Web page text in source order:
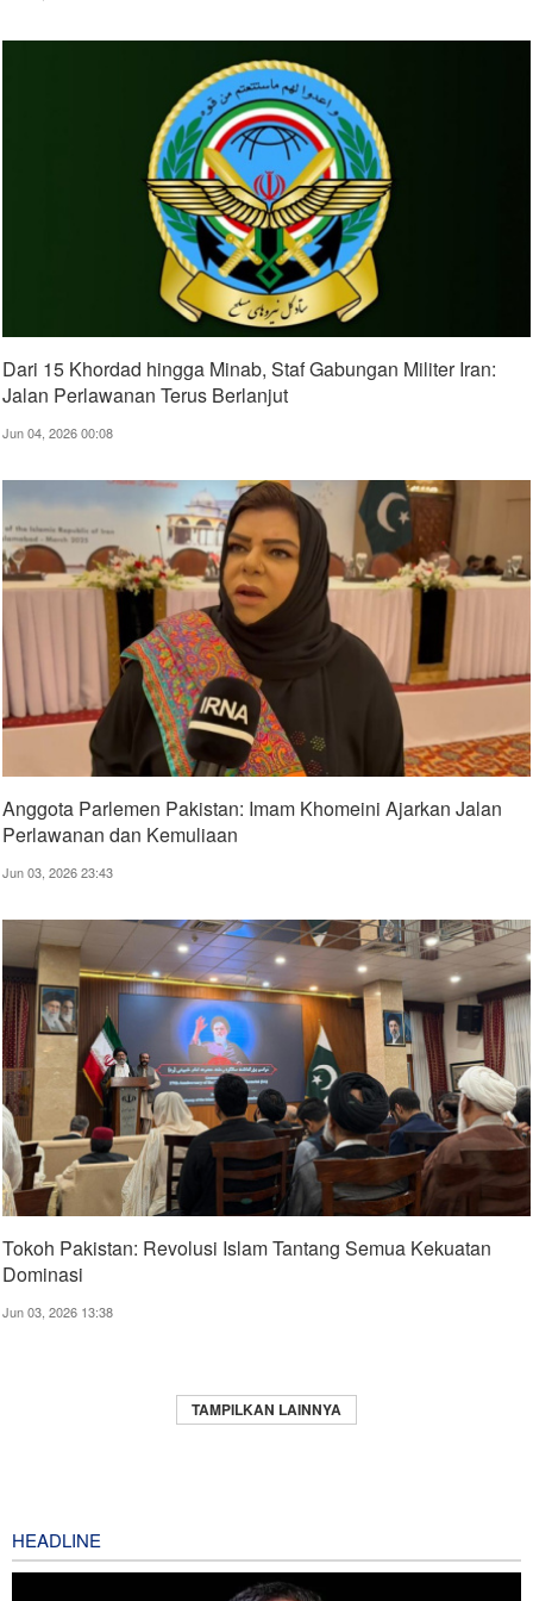
Dari 15 Khordad hingga Minab, Staf Gabungan Militer Iran:
Jalan Perlawanan Terus Berlanjut
Jun 04, 2026 00:08
Anggota Parlemen Pakistan: Imam Khomeini Ajarkan Jalan
Perlawanan dan Kemuliaan
Jun 03, 2026 23:43
Tokoh Pakistan: Revolusi Islam Tantang Semua Kekuatan
Dominasi
Jun 03, 2026 13:38
TAMPILKAN LAINNYA
HEADLINE